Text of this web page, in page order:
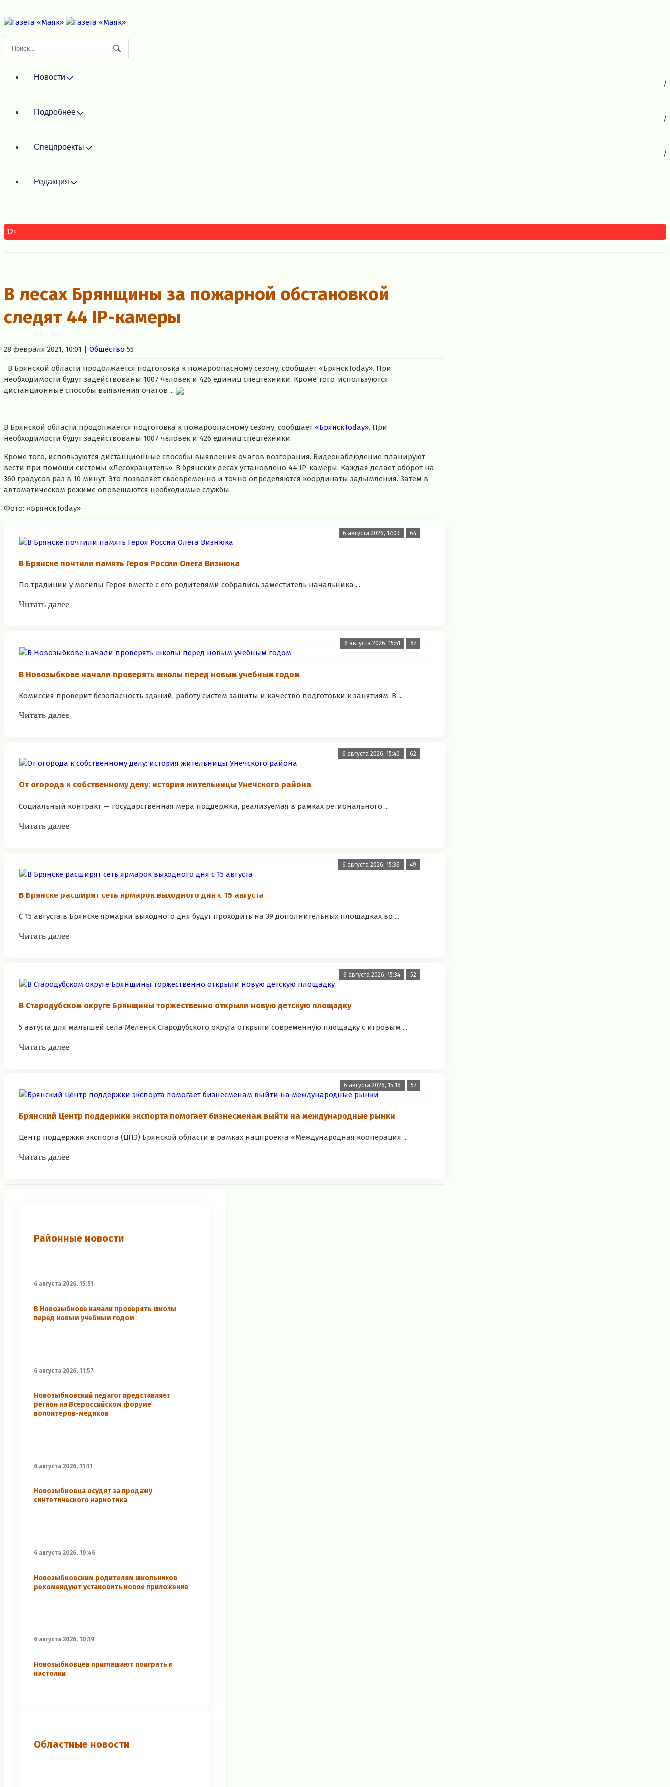
Новости
Подробнее
Спецпроекты
Редакция
12+
В лесах Брянщины за пожарной обстановкой
следят 44 IP-камеры
28 февраля 2021, 10:01 | Общество 55
В Брянской области продолжается подготовка к пожароопасному сезону, сообщает «БрянскToday». При
необходимости будут задействованы 1007 человек и 426 единиц спецтехники. Кроме того, используются
дистанционные способы выявления очагов ...
В Брянской области продолжается подготовка к пожароопасному сезону, сообщает «БрянскToday». При
необходимости будут задействованы 1007 человек и 426 единиц спецтехники.
Кроме того, используются дистанционные способы выявления очагов возгорания. Видеонаблюдение планируют
вести при помощи системы «Лесохранитель». В брянских лесах установлено 44 IP-камеры. Каждая делает оборот на
360 градусов раз в 10 минут. Это позволяет своевременно и точно определяются координаты задымления. Затем в
автоматическом режиме оповещаются необходимые службы.
Фото: «БрянскToday»
6 августа 2026, 17:03 64
В Брянске почтили память Героя России Олега Визнюка
По традиции у могилы Героя вместе с его родителями собрались заместитель начальника ...
Читать далее
6 августа 2026, 15:51 87
В Новозыбкове начали проверять школы перед новым учебным годом
Комиссия проверит безопасность зданий, работу систем защиты и качество подготовки к занятиям. В ...
Читать далее
6 августа 2026, 15:40 62
От огорода к собственному делу: история жительницы Унечского района
Социальный контракт — государственная мера поддержки, реализуемая в рамках регионального ...
Читать далее
6 августа 2026, 15:36 49
В Брянске расширят сеть ярмарок выходного дня с 15 августа
С 15 августа в Брянске ярмарки выходного дня будут проходить на 39 дополнительных площадках во ...
Читать далее
6 августа 2026, 15:34 52
В Стародубском округе Брянщины торжественно открыли новую детскую площадку
5 августа для малышей села Меленск Стародубского округа открыли современную площадку с игровым ...
Читать далее
6 августа 2026, 15:16 57
Брянский Центр поддержки экспорта помогает бизнесменам выйти на международные рынки
Центр поддержки экспорта (ЦПЭ) Брянской области в рамках нацпроекта «Международная кооперация ...
Читать далее
Районные новости
6 августа 2026, 15:51
В Новозыбкове начали проверять школы
перед новым учебным годом
6 августа 2026, 11:57
Новозыбковский педагог представляет
регион на Всероссийском форуме
волонтеров-медиков
6 августа 2026, 11:11
Новозыбковца осудят за продажу
синтетического наркотика
6 августа 2026, 10:46
Новозыбковским родителям школьников
рекомендуют установить новое приложение
6 августа 2026, 10:19
Новозыбковцев приглашают поиграть в
настолки
Областные новости